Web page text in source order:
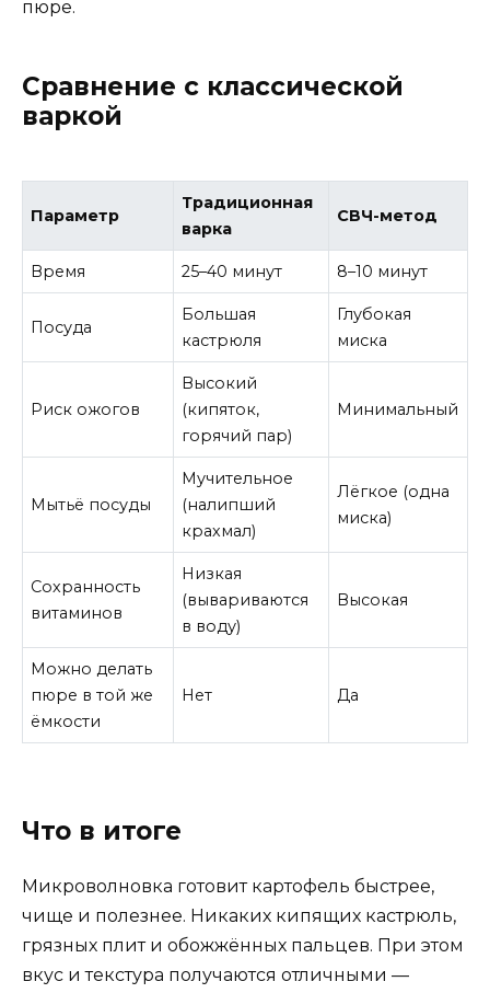
пюре.
Сравнение с классической
варкой
Параметр
Традиционная
варка
СВЧ-метод
Время 25–40 минут 8–10 минут
Посуда
Большая
кастрюля
Глубокая
миска
Риск ожогов
Высокий
(кипяток,
горячий пар)
Минимальный
Мытьё посуды
Мучительное
(налипший
крахмал)
Лёгкое (одна
миска)
Сохранность
витаминов
Низкая
(вывариваются
в воду)
Высокая
Можно делать
пюре в той же
ёмкости
Нет Да
Что в итоге
Микроволновка готовит картофель быстрее,
чище и полезнее. Никаких кипящих кастрюль,
грязных плит и обожжённых пальцев. При этом
вкус и текстура получаются отличными —